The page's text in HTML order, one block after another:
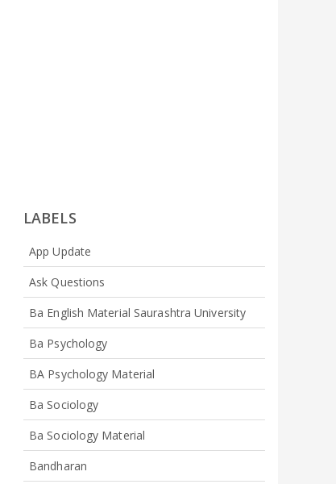
LABELS
App Update
Ask Questions
Ba English Material Saurashtra University
Ba Psychology
BA Psychology Material
Ba Sociology
Ba Sociology Material
Bandharan